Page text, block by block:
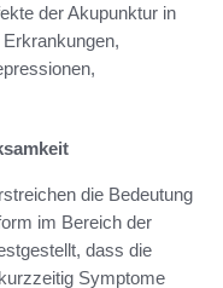
der Akupunktur in
die Bedeutung
im Bereich der
dass die
Symptome